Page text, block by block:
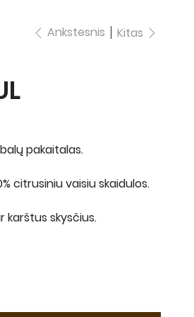
Ankstesnis Kitas
pakaitalas.
citrusiniu vaisiu skaidulos.
karštus skysčius.